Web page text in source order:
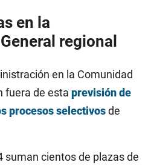
en la
regional
en la Comunidad
fuera de esta previsión de
procesos selectivosde
suman cientos de plazas de